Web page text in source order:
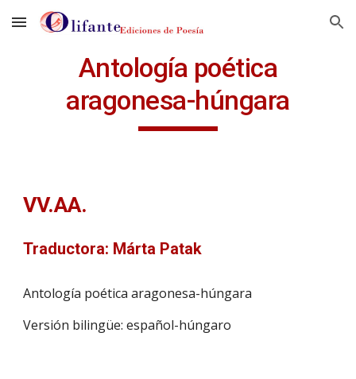
Skip to main content Skip to navigation
Antología poética
aragonesa-húngara
VV.AA.
Traductora: Márta Patak
Antología poética aragonesa-húngara
Versión bilingüe: español-húngaro